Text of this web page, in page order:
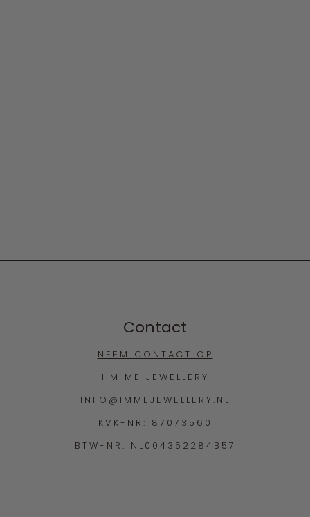
Contact
NEEM CONTACT OP
I'M ME JEWELLERY
INFO@IMMEJEWELLERY.NL
KVK-NR: 87073560
BTW-NR: NL004352284B57